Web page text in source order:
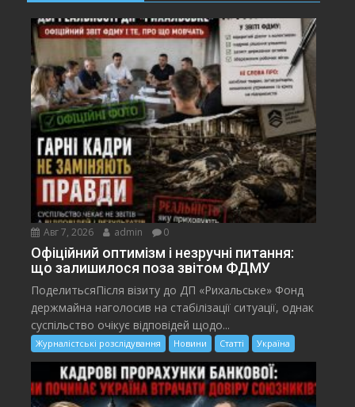
Авг 7, 2026 admin 0
Офіційний оптимізм і незручні питання:
що залишилося поза звітом ФДМУ
ПоделитьсяПісля візиту до ДП «Рихальське» Фонд
держмайна наголосив на стабілізації ситуації, однак
суспільство очікує відповідей щодо...
Журналістські розслідування Новини Статті Україна